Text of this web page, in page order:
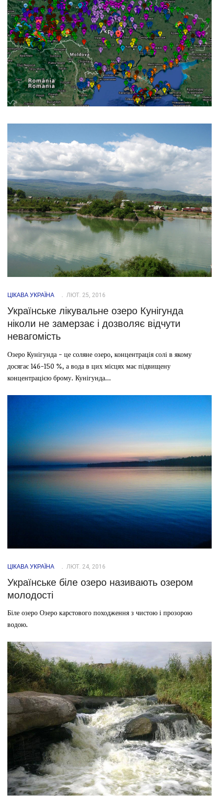
ЦІКАВА УКРАЇНА ЛЮТ. 25, 2016
Українське лікувальне озеро Кунігунда
ніколи не замерзає і дозволяє відчути
невагомість
Озеро Кунігунда - це соляне озеро, концентрація солі в якому
досягає 146-150 %, а вода в цих місцях має підвищену
концентрацією брому. Кунігунда...
ЦІКАВА УКРАЇНА ЛЮТ. 24, 2016
Українське біле озеро називають озером
молодості
Біле озеро Озеро карстового походження з чистою і прозорою
водою.